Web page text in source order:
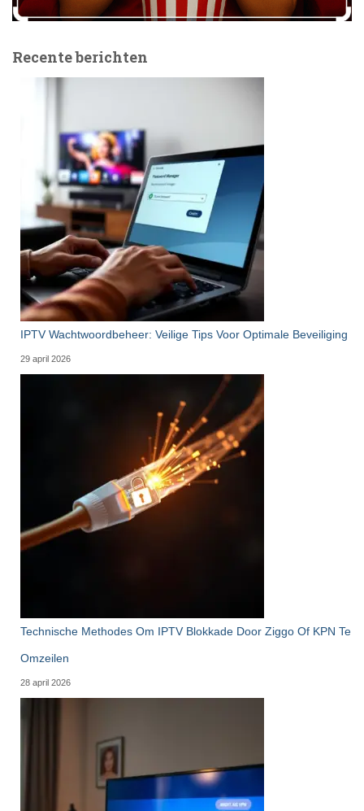
Recente berichten
IPTV Wachtwoordbeheer: Veilige Tips Voor Optimale Beveiliging
29 april 2026
Technische Methodes Om IPTV Blokkade Door Ziggo Of KPN Te
Omzeilen
28 april 2026